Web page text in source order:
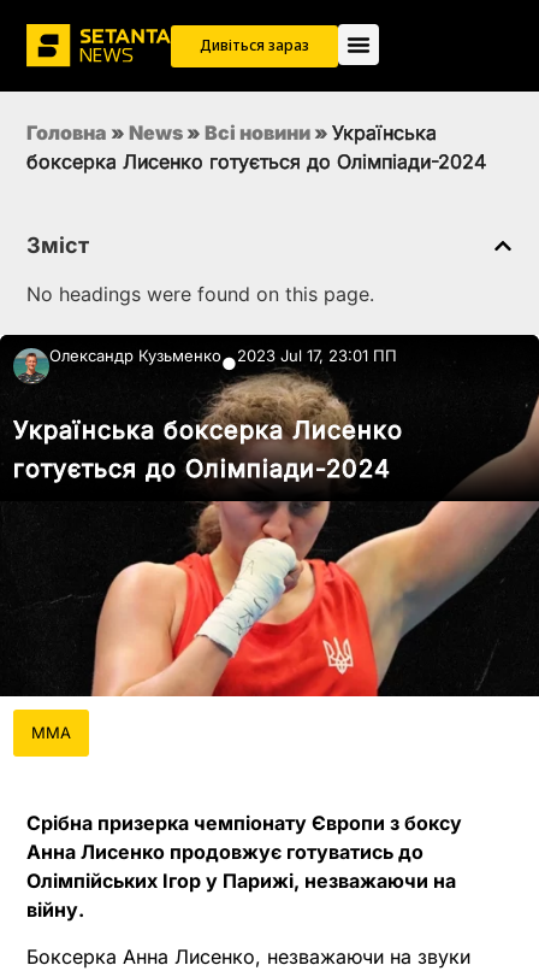
Дивіться зараз
Головна » News » Всi новини » Українська
боксерка Лисенко готується до Олімпіади-2024
Зміст
No headings were found on this page.
Олександр Кузьменко●2023 Jul 17, 23:01 ПП
Українська боксерка Лисенко
готується до Олімпіади-2024
MMA
Срібна призерка чемпіонату Європи з боксу
Анна Лисенко продовжує готуватись до
Олімпійських Ігор у Парижі, незважаючи на
війну.
Боксерка Анна Лисенко, незважаючи на звуки